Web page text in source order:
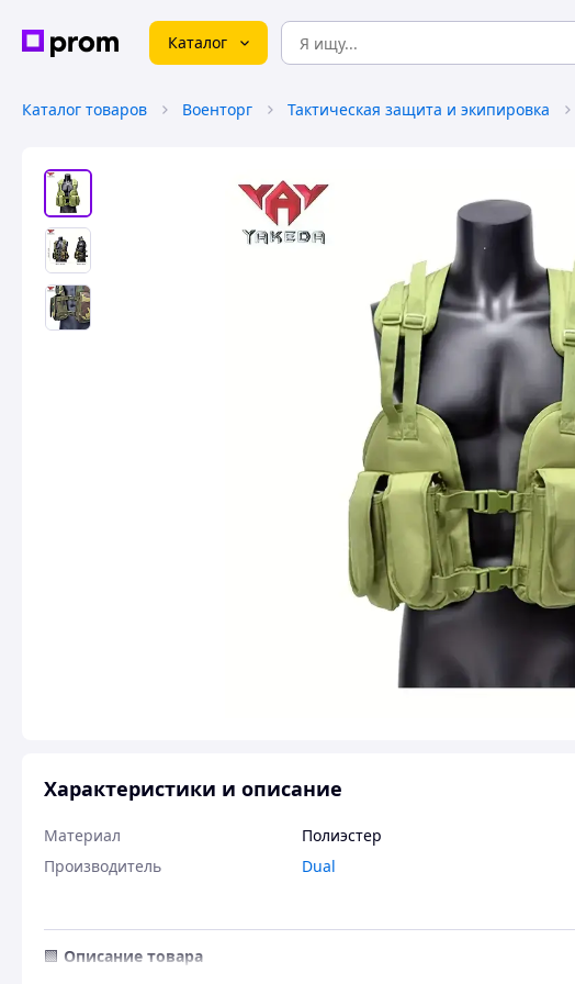
Каталог
Каталог товаров Военторг Тактическая защита и экипировка
Характеристики и описание
Материал
Полиэстер
Производитель
Dual
🟩 Описание товара